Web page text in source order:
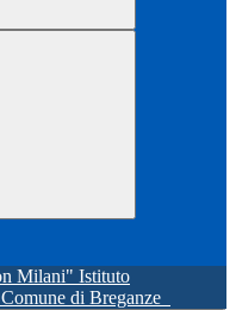
Istituto
Comune di Breganze